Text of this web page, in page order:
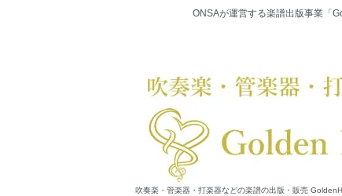
ONSAが運営する楽譜出版事業「
吹奏楽・管楽器・打楽器などの楽譜の出版・販売